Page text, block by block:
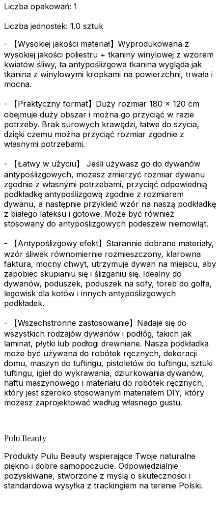
Liczba opakowań: 1
Liczba jednostek: 1.0 sztuk
- 【Wysokiej jakości materiał】Wyprodukowana z
wysokiej jakości poliestru + tkaniny winylowej z wzorem
kwiatów śliwy, ta antypoślizgowa tkanina wygląda jak
tkanina z winylowymi kropkami na powierzchni, trwała i
mocna.
- 【Praktyczny format】Duży rozmiar 180 x 120 cm
obejmuje duży obszar i można go przyciąć w razie
potrzeby. Brak surowych krawędzi, łatwe do szycia,
dzięki czemu można przyciąć rozmiar zgodnie z
własnymi potrzebami.
- 【Łatwy w użyciu】 Jeśli używasz go do dywanów
antypoślizgowych, możesz zmierzyć rozmiar dywanu
zgodnie z własnymi potrzebami, przyciąć odpowiednią
podkładkę antypoślizgową zgodnie z rozmiarem
dywanu, a następnie przykleić wzór na naszą podkładkę
z białego lateksu i gotowe. Może być również
stosowany do antypoślizgowych podeszew niemowląt.
- 【Antypoślizgowy efekt】Starannie dobrane materiały,
wzór śliwek równomiernie rozmieszczony, klarowna
faktura, mocny chwyt, utrzymuje dywan na miejscu, aby
zapobiec skupianiu się i ślizganiu się. Idealny do
dywanów, poduszek, poduszek na sofy, toreb do golfa,
legowisk dla kotów i innych antypoślizgowych
podkładek.
- 【Wszechstronne zastosowanie】Nadaje się do
wszystkich rodzajów dywanów i podłóg, takich jak
laminat, płytki lub podłogi drewniane. Nasza podkładka
może być używana do robótek ręcznych, dekoracji
domu, maszyn do tuftingu, pistoletów do tuftingu, sztuki
tuftingu, igieł do wykrawania, dziurkowania dywanów,
haftu maszynowego i materiału do robótek ręcznych,
który jest szeroko stosowanym materiałem DIY, który
możesz zaprojektować według własnego gustu.
Pulu Beauty
Produkty Pulu Beauty wspierające Twoje naturalne
piękno i dobre samopoczucie. Odpowiedzialnie
pozyskiwane, stworzone z myślą o skuteczności i
standardowa wysyłka z trackingiem na terenie Polski.